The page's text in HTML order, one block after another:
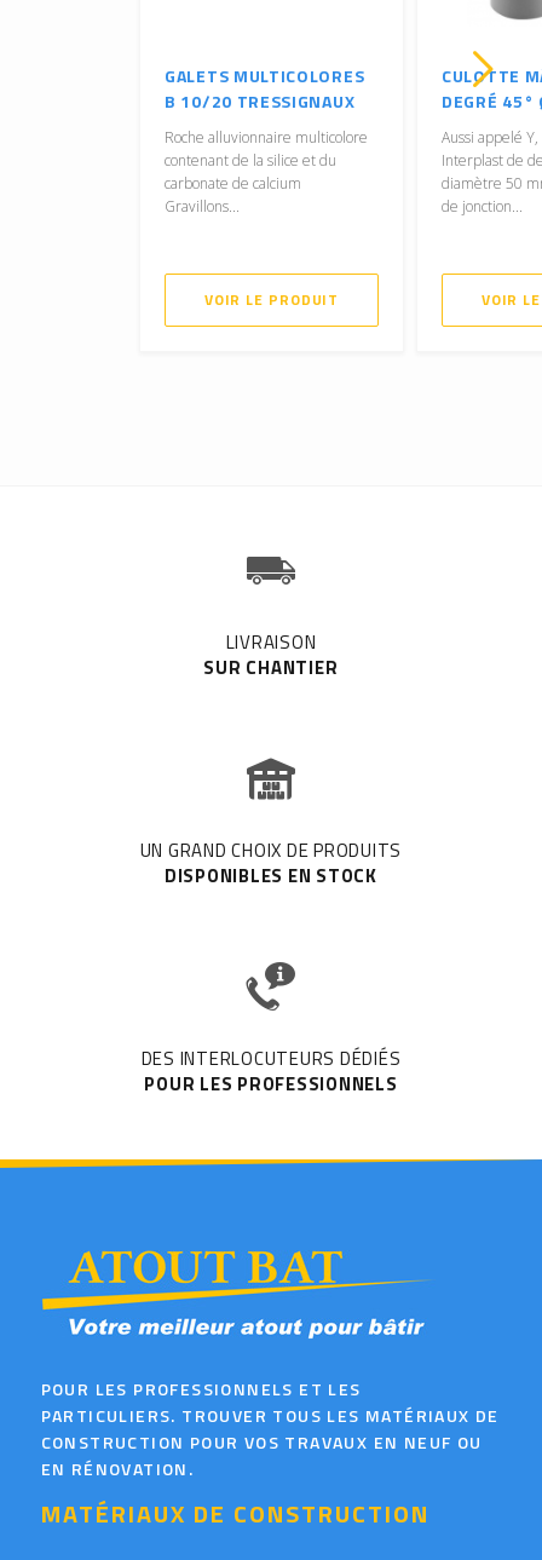
GALETS MULTICOLORES
B 10/20 TRESSIGNAUX
Roche alluvionnaire multicolore
contenant de la silice et du
carbonate de calcium
Gravillons...
VOIR LE PRODUIT
CULOTTE
DEGRÉ
Aussi appelé
Interplast de
diamètre 50
de jonction...
VOIR
LIVRAISON
SUR CHANTIER
UN GRAND CHOIX DE PRODUITS
DISPONIBLES EN STOCK
DES INTERLOCUTEURS DÉDIÉS
POUR LES PROFESSIONNELS
POUR LES PROFESSIONNELS ET LES
PARTICULIERS. TROUVER TOUS LES MATÉRIAUX DE
CONSTRUCTION POUR VOS TRAVAUX EN NEUF OU
EN RÉNOVATION.
MATÉRIAUX DE CONSTRUCTION